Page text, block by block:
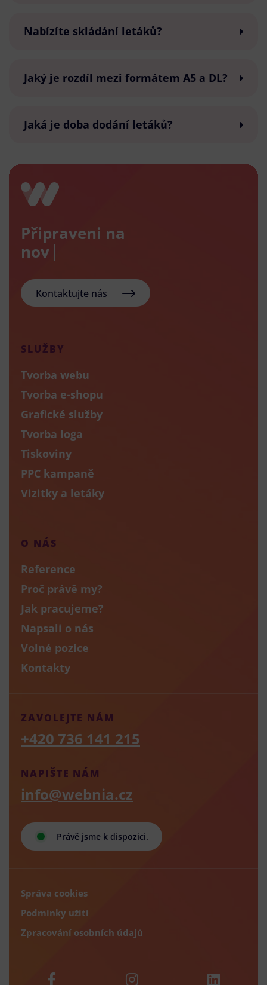
Nabízíte skládání letáků?
Jaký je rozdíl mezi formátem A5 a DL?
Jaká je doba dodání letáků?
Připraveni na
nový e-sh
Kontaktujte nás
SLUŽBY
Tvorba webu
Tvorba e-shopu
Grafické služby
Tvorba loga
Tiskoviny
PPC kampaně
Vizitky a letáky
O NÁS
Reference
Proč právě my?
Jak pracujeme?
Napsali o nás
Volné pozice
Kontakty
Právě jsme k dispozici.
NAPIŠTE NÁM
info@webnia.cz
ZAVOLEJTE NÁM
+420 736 141 215
Správa cookies
Podmínky užití
Zpracování osobních údajů